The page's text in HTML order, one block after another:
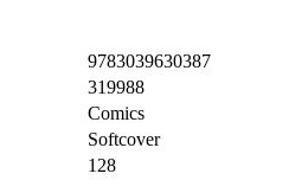
9783039630387
319988
Comics
Softcover
128